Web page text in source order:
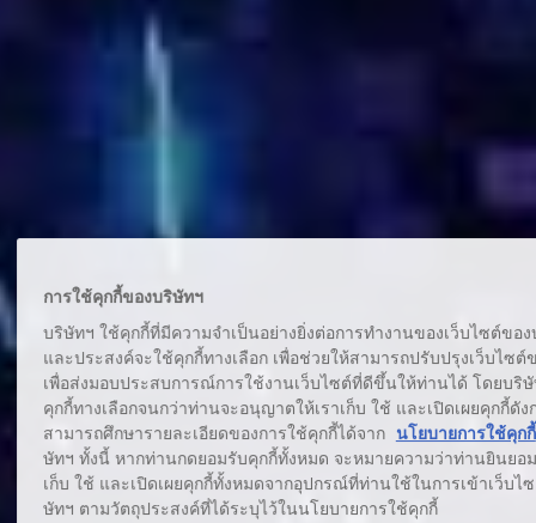
การใช้คุกกี้ของบริษัทฯ
บริษัทฯ ใช้คุกกี้ที่มีความจำเป็นอย่างยิ่งต่อการทำงานของเว็บไซต์ขอ
และประสงค์จะใช้คุกกี้ทางเลือก เพื่อช่วยให้สามารถปรับปรุงเว็บไซต์
เพื่อส่งมอบประสบการณ์การใช้งานเว็บไซต์ที่ดีขึ้นให้ท่านได้ โดยบริ
คุกกี้ทางเลือกจนกว่าท่านจะอนุญาตให้เราเก็บ ใช้ และเปิดเผยคุกกี้ดั
สามารถศึกษารายละเอียดของการใช้คุกกี้ได้จาก
นโยบายการใช้คุกกี้
ษัทฯ ทั้งนี้ หากท่านกดยอมรับคุกกี้ทั้งหมด จะหมายความว่าท่านยินยอ
เก็บ ใช้ และเปิดเผยคุกกี้ทั้งหมดจากอุปกรณ์ที่ท่านใช้ในการเข้าเว็บไ
ษัทฯ ตามวัตถุประสงค์ที่ได้ระบุไว้ในนโยบายการใช้คุกกี้